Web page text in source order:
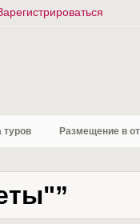
туров Размещение в